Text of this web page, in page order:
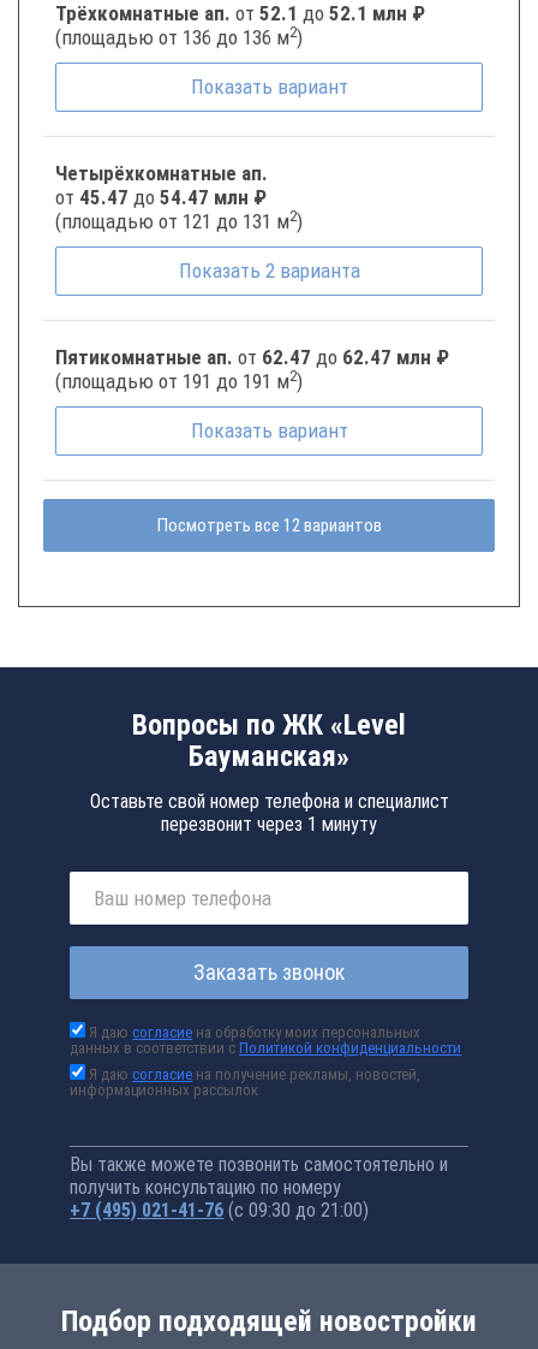
Трёхкомнатные ап. от 52.1 до 52.1 млн ₽
(площадью от 136 до 136 м2)
Показать вариант
Четырёхкомнатные ап.
от 45.47 до 54.47 млн ₽
(площадью от 121 до 131 м2)
Показать 2 варианта
Пятикомнатные ап. от 62.47 до 62.47 млн ₽
(площадью от 191 до 191 м2)
Показать вариант
Посмотреть все 12 вариантов
Вопросы по ЖК «Level
Бауманская»
Оставьте свой номер телефона и специалист
перезвонит через 1 минуту
Заказать звонок
Я даюсогласие на обработку моих персональных
данных в соответствии сПолитикой конфиденциальности
Я даюсогласие на получение рекламы, новостей,
информационных рассылок
Вы также можете позвонить самостоятельно и
получить консультацию по номеру
+7 (495) 021-41-76 (с 09:30 до 21:00)
Подбор подходящей новостройки